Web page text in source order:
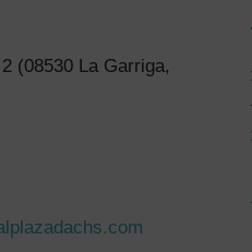
(08530 La Garriga,